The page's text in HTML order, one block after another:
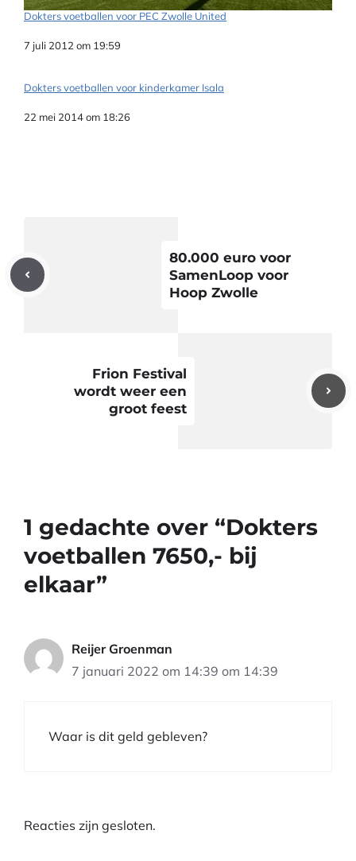
Dokters voetballen voor PEC Zwolle United
Datum
7 juli 2012 om 19:59
Dokters voetballen voor kinderkamer Isala
Datum
22 mei 2014 om 18:26
80.000 euro voor
SamenLoop voor
Hoop Zwolle
Frion Festival
wordt weer een
groot feest
1 gedachte over “Dokters
voetballen 7650,- bij
elkaar”
Reijer Groenman
7 januari 2022 om 14:39 om 14:39
Waar is dit geld gebleven?
Reacties zijn gesloten.